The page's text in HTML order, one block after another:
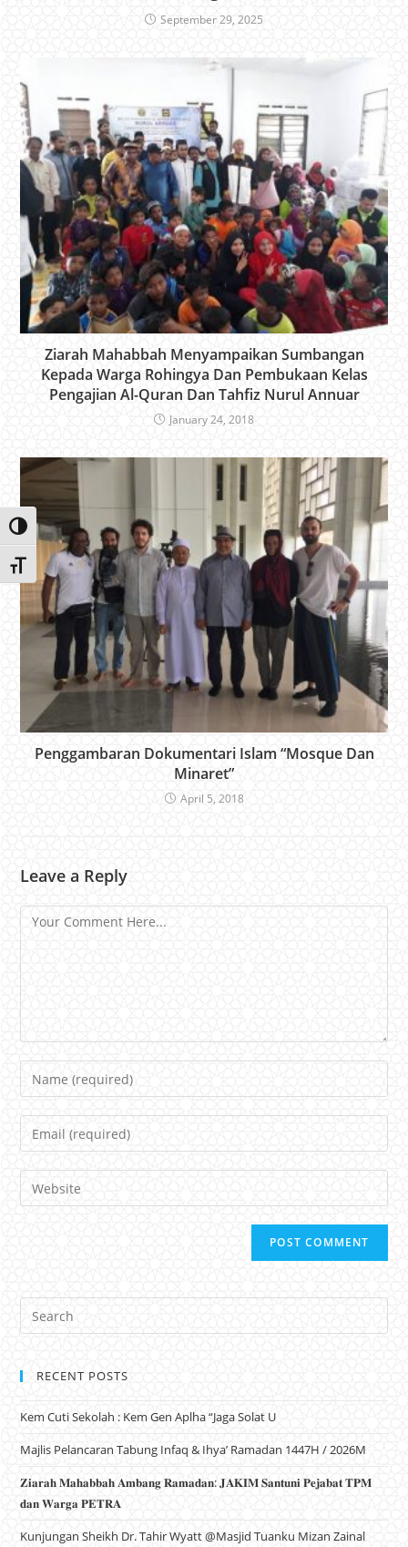
Toggle High Contrast
Toggle Font size
September 29, 2025
Ziarah Mahabbah Menyampaikan Sumbangan
Kepada Warga Rohingya Dan Pembukaan Kelas
Pengajian Al-Quran Dan Tahfiz Nurul Annuar
January 24, 2018
Penggambaran Dokumentari Islam “Mosque Dan
Minaret”
April 5, 2018
Leave a Reply
Comment
Name
Email
Website
RECENT POSTS
Kem Cuti Sekolah : Kem Gen Aplha “Jaga Solat U
Majlis Pelancaran Tabung Infaq & Ihya’ Ramadan 1447H / 2026M
𝐙𝐢𝐚𝐫𝐚𝐡 𝐌𝐚𝐡𝐚𝐛𝐛𝐚𝐡 𝐀𝐦𝐛𝐚𝐧𝐠 𝐑𝐚𝐦𝐚𝐝𝐚𝐧: 𝐉𝐀𝐊𝐈𝐌 𝐒𝐚𝐧𝐭𝐮𝐧𝐢 𝐏𝐞𝐣𝐚𝐛𝐚𝐭 𝐓𝐏𝐌
𝐝𝐚𝐧 𝐖𝐚𝐫𝐠𝐚 𝐏𝐄𝐓𝐑𝐀
Kunjungan Sheikh Dr. Tahir Wyatt @Masjid Tuanku Mizan Zainal